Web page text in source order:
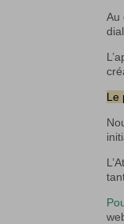
Au
Le